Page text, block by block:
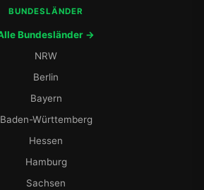
BUNDESLÄNDER
Bundesländer →
NRW
Berlin
Bayern
Baden-Württemberg
Hessen
Hamburg
Sachsen